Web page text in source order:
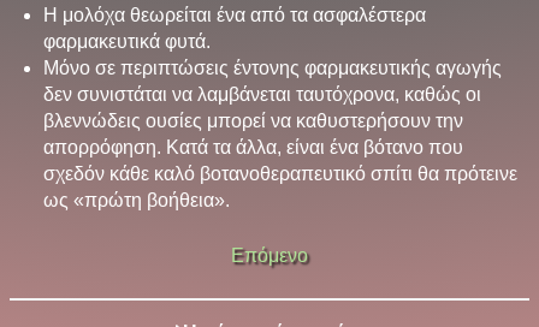
Η μολόχα θεωρείται ένα από τα ασφαλέστερα
φαρμακευτικά φυτά.
Μόνο σε περιπτώσεις έντονης φαρμακευτικής αγωγής
δεν συνιστάται να λαμβάνεται ταυτόχρονα, καθώς οι
βλεννώδεις ουσίες μπορεί να καθυστερήσουν την
απορρόφηση. Κατά τα άλλα, είναι ένα βότανο που
σχεδόν κάθε καλό βοτανοθεραπευτικό σπίτι θα πρότεινε
ως «πρώτη βοήθεια».
Επόμενο